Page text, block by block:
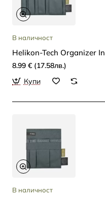
В наличност
Helikon-Tech Organizer
8.99 € (17.58лв.)
Купи
В наличност